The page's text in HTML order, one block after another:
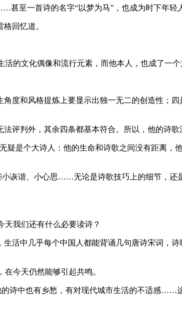
至一首诗的名字“以梦为马”，也成为时下年轻
回忆道。
的文化偶像和流行元素，而他本人，也成了一个
度和风格提炼上要显示出独一无二的创造性；
评判外，其余四条都基本符合。所以，他的诗歌
疑是个大诗人：他的生命和诗歌之间没有距离，
小诙谐、小心思……无论是诗歌技巧上的细节，还
我们还有什么必要读诗？
活中几乎每个中国人都能背诵几句唐诗宋词，
今天仍然能够引起共鸣。
诗中也有乡愁，有对现代城市生活的不适感……